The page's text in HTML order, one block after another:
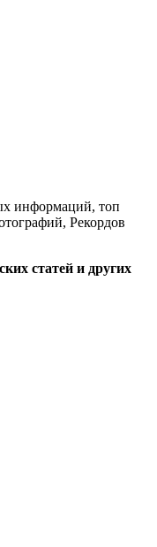
информаций, топ
Рекордов
статей и других